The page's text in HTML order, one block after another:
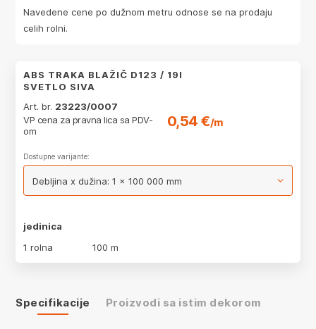
Navedene cene po dužnom metru odnose se na prodaju
celih rolni.
ABS TRAKA BLAŽIČ D123 / 19I
SVETLO SIVA
Art. br. 23223/0007
VP cena za pravna lica sa PDV-
om
0,54 €/m
Dostupne varijante:
jedinica
1 rolna
100 m
Specifikacije Proizvodi sa istim dekorom